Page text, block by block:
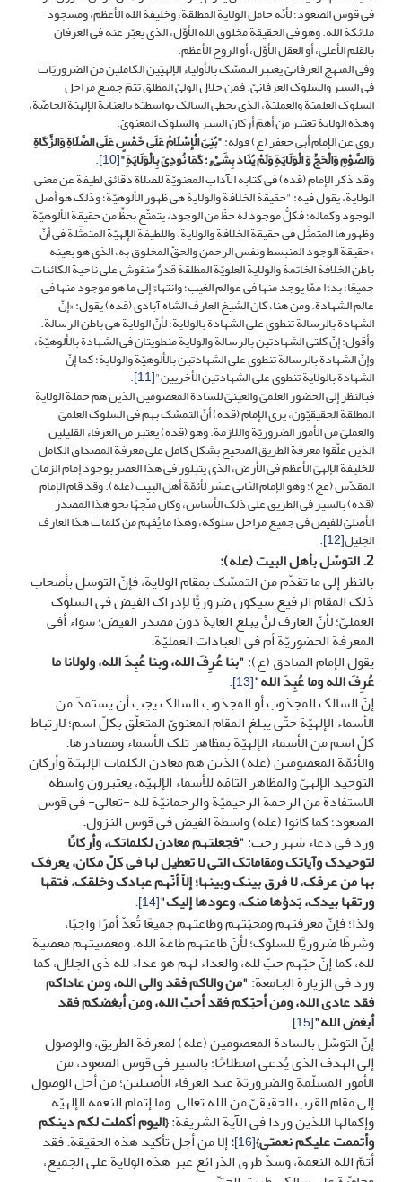
فی قوس الصعود؛ لأنّه حامل الولایة المطلقة، وخلیفة الله الأعظم، ومسجود
ملائکة الله. وهو فی الحقیقة مخلوق الله الأوّل، الذی یعبّر عنه فی العرفان
بالقلم الأعلى، أو العقل الأوّل، أو الروح الأعظم.
وفی المنهج العرفانیّ یعتبر التمسّک بالأولیاء الإلهیّین الکاملین من الضروریّات
فی السیر والسلوک العرفانیّ. فمن خلال الولیّ المطلق تتمّ جمیع مراحل
السلوک العلمیّة والعملیّة، الذی یحظى السالک بواسطته بالعنایة الإلهیّة الخاصّة،
وهذه الولایة تعتبر من أهمّ أرکان السیر والسلوک المعنویّ.
روی عن الإمام أبی جعفر (ع) قوله:"بُنِیَ الْإِسْلَامُ عَلَى خَمْسٍ عَلَى الصَّلَاةِ وَالزَّکَاةِ
وَالصَّوْمِ وَالْحَجِّ وَ الْوَلَایَةِ وَلَمْ یُنَادَ بِشَیْ‏ءٍ؛ کَمَا نُودِیَ‏ بِالْوَلَایَةِ"[10]
.
وقد ذکر الإمام (قده) فی کتابه الآداب المعنویّة للصلاة دقائق لطیفة عن معنى
الولایة، یقول فیه: "حقیقة الخلافة والولایة هی ظهور الألوهیّة؛ وذلک هو أصل
الوجود وکماله؛ فکلُّ موجود له حظّ من الوجود، یتمتّع بحظٍّ من حقیقة الألوهیّة
وظهورها المتمثّل فی حقیقة الخلافة والولایة. واللطیفة الإلهیّة المتمثّلة فی أنّ
«حقیقة الوجود المنبسط ونفس الرحمن والحقّ المخلوق به، الذی هو بعینه
باطن الخلافة الخاتمة والولایة العلویّة المطلقة قدرٌ منقوش على ناحیة الکائنات
جمیعًا؛ بدءًا ممّا یوجد منها فی عوالم الغیب؛ وانتهاءً إلى ما هو موجود منها فی
عالم الشهادة. ومن هنا، کان الشیخ العارف الشاه آبادی (قده) یقول: «إنّ
الشهادة بالرسالة تنطوی على الشهادة بالولایة؛ لأنّ الولایة هی باطن الرسالة.
وأقول: إنّ کلتى الشهادتین بالرسالة والولایة منطویتان فی الشهادة بالألوهیّة،
وإنّ الشهادة بالرسالة تنطوی على الشهادتین بالألوهیّة والولایة؛ کما إنّ
الشهادة بالولایة تنطوی على الشهادتین الأخریین"[11]
.
فبالنظر إلى الحضور العلمیّ والعینیّ للسادة المعصومین الذین هم حملة الولایة
المطلقة الحقیقیّون، یرى الإمام (قده) أنّ التمسّک بهم فی السلوک العلمیّ
والعملیّ من الأمور الضروریّة واللازمة. وهو (قده) یعتبر من العرفاء القلیلین
الذین علّقوا معرفة الطریق الصحیح بشکل کامل على معرفة المصداق الکامل
للخلیفة الإلهیّ الأعظم فی الأرض، الذی یتبلور فی هذا العصر بوجود إمام الزمان
المقدّس (عج)؛ وهو الإمام الثانی عشر لأئمّة أهل البیت (عله). وقد قام الإمام
(قده) بالسیر فی الطریق على ذلک الأساس، وکان متّجهًا نحو هذا المصدر
الأصلیّ للفیض فی جمیع مراحل سلوکه، وهذا ما یُفهم من کلمات هذا العارف
الجلیل[12]
.
2. التوسّل بأهل البیت (عله):
بالنظر إلى ما تقدّم من التمسّک بمقام الولایة، فإنّ التوسل بأصحاب
ذلک المقام الرفیع سیکون ضروریًّا لإدراک الفیض فی السلوک
العملیّ؛ لأنّ العارف لنْ یبلغ الغایة دون مصدر الفیض؛ سواء أفی
المعرفة الحضوریّة أم فی العبادات العملیّة.
یقول الإمام الصادق (ع):"بنا عُرِفَ الله، وبنا عُبِدَ الله، ولولانا ما
عُرِفَ الله وما عُبِدَ الله"[13]
.
إنّ السالک المجذوب أو المجذوب السالک یجب أن یستمدّ من
الأسماء الإلهیّة حتّى یبلغ المقام المعنویّ المتعلّق بکلّ اسم؛ لارتباط
کلّ اسم من الأسماء الإلهیّة بمظاهر تلک الأسماء ومصادرها.
والأئمّة المعصومین (عله) الذین هم معادن الکلمات الإلهیّة وأرکان
التوحید الإلهیّ والمظاهر التامّة للأسماء الإلهیّة، یعتبرون واسطة
الاستفادة من الرحمة الرحیمیّة والرحمانیّة لله -تعالى- فی قوس
الصعود؛ کما کانوا (عله) واسطة الفیض فی قوس النزول.
ورد فی دعاء شهر رجب:"فجعلتهم معادن لکلماتک، وأرکانًا
لتوحیدک وآیاتک ومقاماتک التی لا تعطیل لها فی کلّ مکان، یعرفک
بها من عرفک، لا فرق بینک وبینها؛ إلاّ أنّهم عبادک وخلقک، فتقها
ورتقها بیدک، بَدؤها منک، وعودها إلیک"[14]
.
ولذا؛ فإنّ معرفتهم ومحبّتهم وطاعتهم جمیعًا تُعدّ أمرًا واجبًا،
وشرطًا ضروریًّا للسلوک؛ لأنّ طاعتهم طاعة الله، ومعصیتهم معصیة
لله، کما إنّ حبّهم حبّ لله، والعداء لهم هو عداء لله ذی الجلال، کما
ورد فی الزیارة الجامعة:"من والاکم فقد والى الله، ومن عاداکم
فقد عادى الله، ومن أحبّکم فقد أحبّ الله، ومن أبغضکم فقد
أبغض الله"[15]
.
إنّ التوسّل بالسادة المعصومین (عله) لمعرفة الطریق، والوصول
إلى الهدف الذی یُدعى اصطلاحًا؛ بالسیر فی قوس الصعود، من
الأمور المسلّمة والضروریّة عند العرفاء الأصیلین؛ من أجل الوصول
إلى مقام القرب الحقیقیّ من الله تعالى. وما إتمام النعمة الإلهیّة
وإکمالها اللذَین وردا فی الآیة الشریفة:{الیوم أکملت لکم دینکم
وأتممت علیکم نعمتی}[16] ؛إلا من أجل تأکید هذه الحقیقة. فقد
أتمّ الله النعمة، وسدّ طرق الذرائع عبر هذه الولایة على الجمیع،